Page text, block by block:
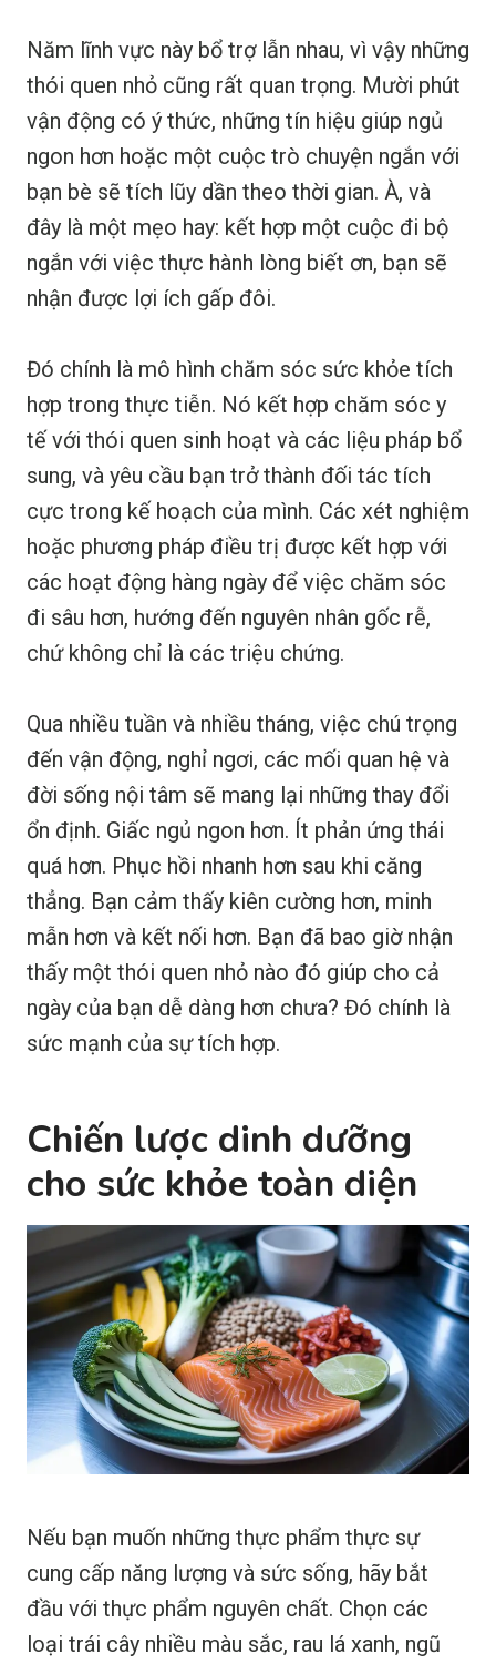
Năm lĩnh vực này bổ trợ lẫn nhau, vì vậy những
thói quen nhỏ cũng rất quan trọng. Mười phút
vận động có ý thức, những tín hiệu giúp ngủ
ngon hơn hoặc một cuộc trò chuyện ngắn với
bạn bè sẽ tích lũy dần theo thời gian. À, và
đây là một mẹo hay: kết hợp một cuộc đi bộ
ngắn với việc thực hành lòng biết ơn, bạn sẽ
nhận được lợi ích gấp đôi.
Đó chính là mô hình chăm sóc sức khỏe tích
hợp trong thực tiễn. Nó kết hợp chăm sóc y
tế với thói quen sinh hoạt và các liệu pháp bổ
sung, và yêu cầu bạn trở thành đối tác tích
cực trong kế hoạch của mình. Các xét nghiệm
hoặc phương pháp điều trị được kết hợp với
các hoạt động hàng ngày để việc chăm sóc
đi sâu hơn, hướng đến nguyên nhân gốc rễ,
chứ không chỉ là các triệu chứng.
Qua nhiều tuần và nhiều tháng, việc chú trọng
đến vận động, nghỉ ngơi, các mối quan hệ và
đời sống nội tâm sẽ mang lại những thay đổi
ổn định. Giấc ngủ ngon hơn. Ít phản ứng thái
quá hơn. Phục hồi nhanh hơn sau khi căng
thẳng. Bạn cảm thấy kiên cường hơn, minh
mẫn hơn và kết nối hơn. Bạn đã bao giờ nhận
thấy một thói quen nhỏ nào đó giúp cho cả
ngày của bạn dễ dàng hơn chưa? Đó chính là
sức mạnh của sự tích hợp.
Chiến lược dinh dưỡng
cho sức khỏe toàn diện
Nếu bạn muốn những thực phẩm thực sự
cung cấp năng lượng và sức sống, hãy bắt
đầu với thực phẩm nguyên chất. Chọn các
loại trái cây nhiều màu sắc, rau lá xanh, ngũ